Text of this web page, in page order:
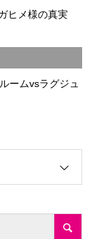
ヒメ様の真実
ームvsラグジュ